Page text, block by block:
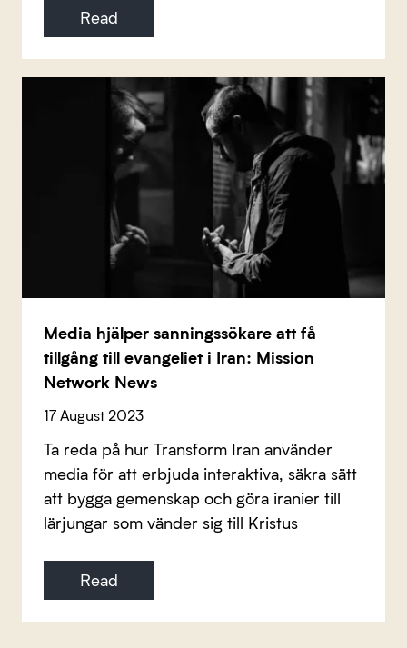
Read
Media hjälper sanningssökare att få
tillgång till evangeliet i Iran: Mission
Network News
17 August 2023
Ta reda på hur Transform Iran använder
media för att erbjuda interaktiva, säkra sätt
att bygga gemenskap och göra iranier till
lärjungar som vänder sig till Kristus
Read